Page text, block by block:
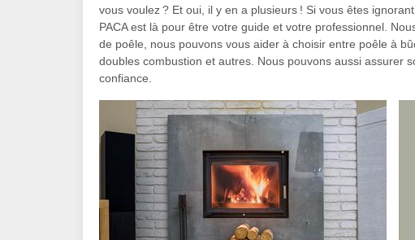
vous voulez ? Et oui, il y en a plusieurs ! Si vous êtes
PACA est là pour être votre guide et votre professionnel.
de poêle, nous pouvons vous aider à choisir entre poêle à
doubles combustion et autres. Nous pouvons aussi assurer
confiance.